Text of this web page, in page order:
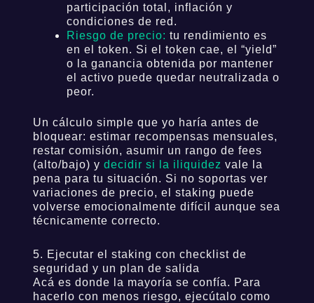
participación total, inflación y
condiciones de red.
Riesgo de precio: tu rendimiento es
en el token. Si el token cae, el “yield”
o la ganancia obtenida por mantener
el activo puede quedar neutralizada o
peor.
Un cálculo simple que yo haría antes de
bloquear: estimar recompensas mensuales,
restar comisión, asumir un rango de fees
(alto/bajo) y decidir si la iliquidez vale la
pena para tu situación. Si no soportas ver
variaciones de precio, el staking puede
volverse emocionalmente difícil aunque sea
técnicamente correcto.
5. Ejecutar el staking con checklist de
seguridad y un plan de salida
Acá es donde la mayoría se confía. Para
hacerlo con menos riesgo, ejecútalo como